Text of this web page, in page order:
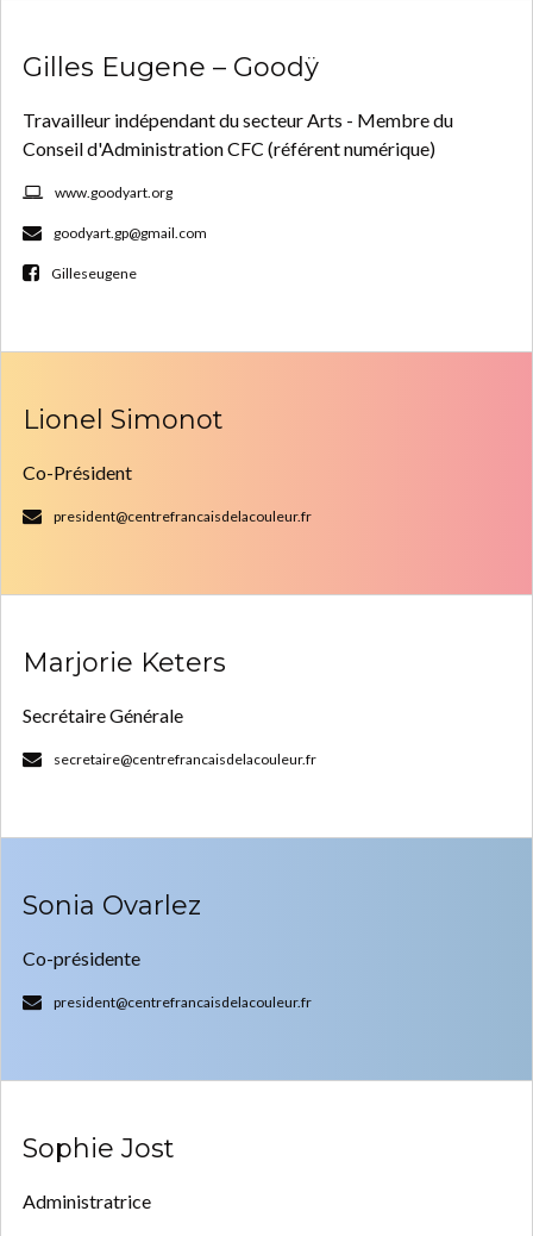
Gilles Eugene – Goodÿ
Travailleur indépendant du secteur Arts - Membre du
Conseil d'Administration CFC (référent numérique)
www.goodyart.org
goodyart.gp@gmail.com
Gilleseugene
Lionel Simonot
Co-Président
president@centrefrancaisdelacouleur.fr
Marjorie Keters
Secrétaire Générale
secretaire@centrefrancaisdelacouleur.fr
Sonia Ovarlez
Co-présidente
president@centrefrancaisdelacouleur.fr
Sophie Jost
Administratrice